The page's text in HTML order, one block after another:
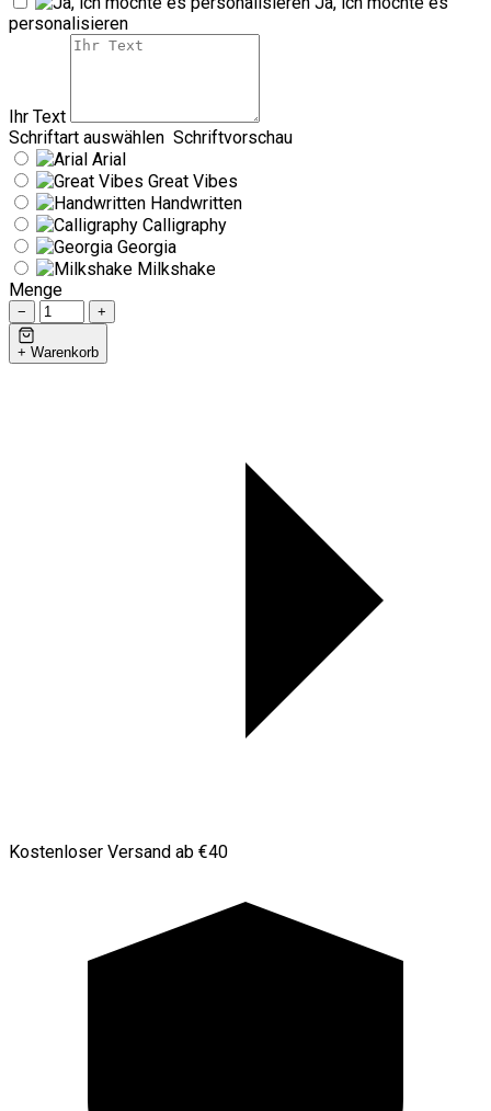
personalisieren
Ihr Text
Schriftart auswählen Schriftvorschau
Arial
Great Vibes
Handwritten
Calligraphy
Georgia
Milkshake
Menge
− +
+ Warenkorb
Kostenloser Versand ab €40